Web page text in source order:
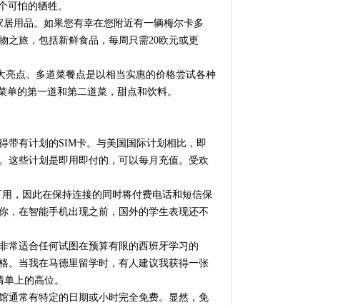
可怕的牺牲。
用品。如果您有幸在您附近有一辆梅尔卡多
之旅，包括新鲜食品，每周只需20欧元或更
亮点。多道菜餐点是以相当实惠的价格尝试各种
的第一道和第二道菜，甜点和饮料。
带有计划的SIM卡。与美国国际计划相比，即
这些计划是即用即付的，可以每月充值。受欢
，因此在保持连接的同时将付费电话和短信保
，在智能手机出现之前，国外的学生表现还不
常适合任何试图在预算有限的西班牙学习的
。当我在马德里留学时，有人建议我获得一张
上的高位。
通常有特定的日期或小时完全免费。显然，免